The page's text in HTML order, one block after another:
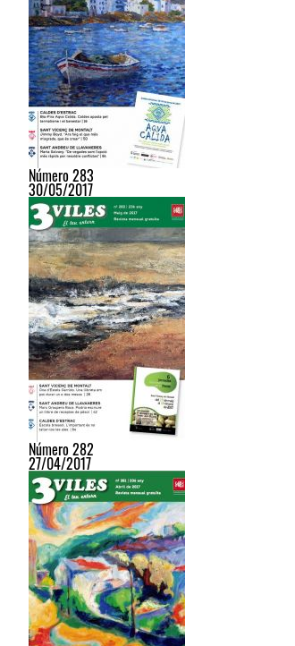
Número 283
30/05/2017
Número 282
27/04/2017